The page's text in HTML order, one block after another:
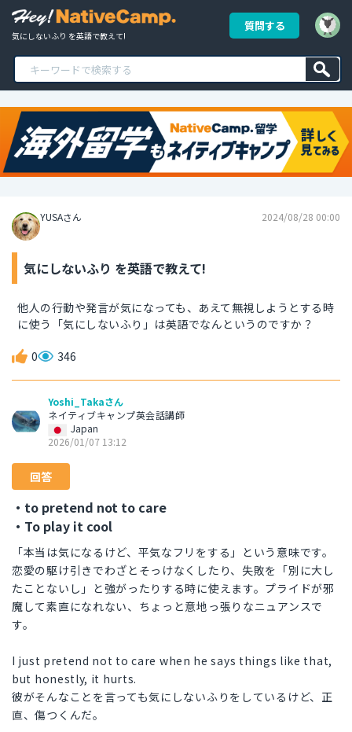
気にしないふり を英語で教えて!
質問する
YUSAさん 2024/08/28 00:00
気にしないふり を英語で教えて!
他人の行動や発言が気になっても、あえて無視しようとする時
に使う「気にしないふり」は英語でなんというのですか？
0 346
Yoshi_Takaさん
ネイティブキャンプ英会話講師
Japan
2026/01/07 13:12
回答
・to pretend not to care
・To play it cool
「本当は気になるけど、平気なフリをする」という意味です。
恋愛の駆け引きでわざとそっけなくしたり、失敗を「別に大し
たことないし」と強がったりする時に使えます。プライドが邪
魔して素直になれない、ちょっと意地っ張りなニュアンスで
す。
I just pretend not to care when he says things like that,
but honestly, it hurts.
彼がそんなことを言っても気にしないふりをしているけど、正
直、傷つくんだ。